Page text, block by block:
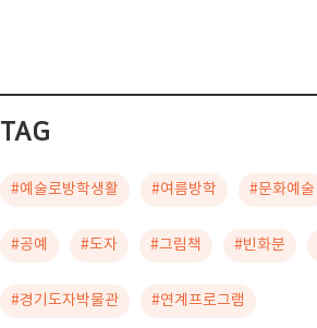
TAG
#예술로방학생활 #여름방학 #문화예술
#공예 #도자 #그림책 #빈화분
#경기도자박물관 #연계프로그램